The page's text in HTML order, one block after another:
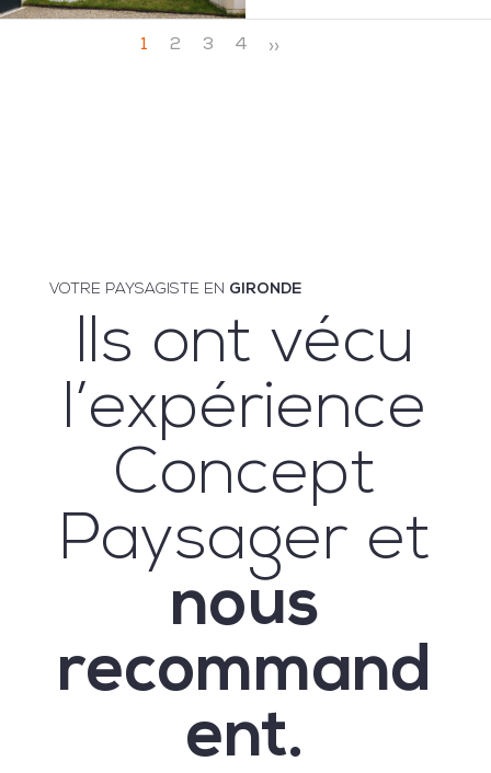
1 2 3 4
VOTRE PAYSAGISTE EN GIRONDE
Ils ont vécu
l’expérience
Concept
Paysager et
nous
recommand
ent.